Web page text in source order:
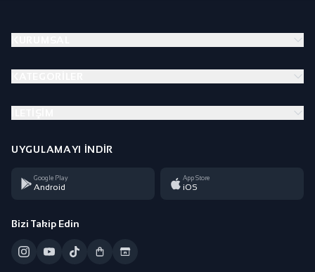
UYGULAMAYI İNDIR
Google Play
Android
App Store
iOS
Bizi Takip Edin